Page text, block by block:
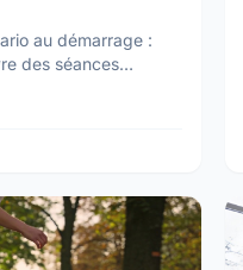
au démarrage :
des séances